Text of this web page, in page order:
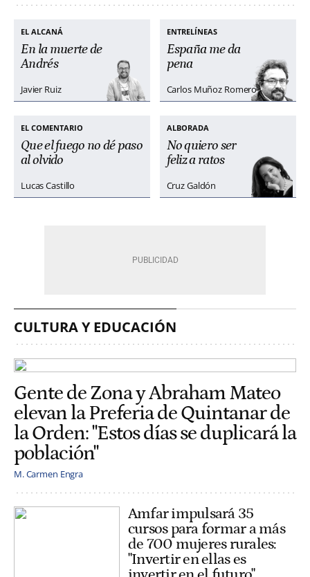
EL ALCANÁ
En la muerte de
Andrés
Javier Ruiz
ENTRELÍNEAS
España me da
pena
Carlos Muñoz Romero
EL COMENTARIO
Que el fuego no dé paso
al olvido
Lucas Castillo
ALBORADA
No quiero ser
feliz a ratos
Cruz Galdón
CULTURA Y EDUCACIÓN
Gente de Zona y Abraham Mateo
elevan la Preferia de Quintanar de
la Orden: "Estos días se duplicará la
población"
M. Carmen Engra
Amfar impulsará 35
cursos para formar a más
de 700 mujeres rurales:
"Invertir en ellas es